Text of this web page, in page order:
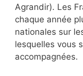
Agrandir). Les
chaque année
nationales sur
lesquelles vous
accompagnées.